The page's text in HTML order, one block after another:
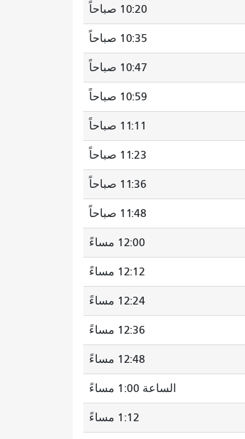
10:20 صباحاً
10:35 صباحاً
10:47 صباحاً
10:59 صباحاً
11:11 صباحاً
11:23 صباحاً
11:36 صباحاً
11:48 صباحاً
12:00 مساءً
12:12 مساءً
12:24 مساءً
12:36 مساءً
12:48 مساءً
الساعة 1:00 مساءً
1:12 مساءً